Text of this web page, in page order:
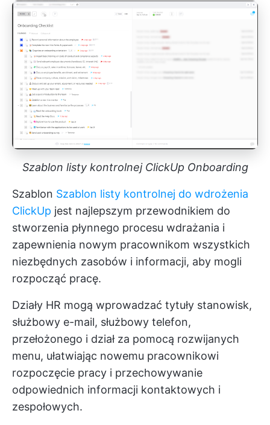
Szablon listy kontrolnej ClickUp Onboarding
Szablon Szablon listy kontrolnej do wdrożenia
ClickUp jest najlepszym przewodnikiem do
stworzenia płynnego procesu wdrażania i
zapewnienia nowym pracownikom wszystkich
niezbędnych zasobów i informacji, aby mogli
rozpocząć pracę.
Działy HR mogą wprowadzać tytuły stanowisk,
służbowy e-mail, służbowy telefon,
przełożonego i dział za pomocą rozwijanych
menu, ułatwiając nowemu pracownikowi
rozpoczęcie pracy i przechowywanie
odpowiednich informacji kontaktowych i
zespołowych.